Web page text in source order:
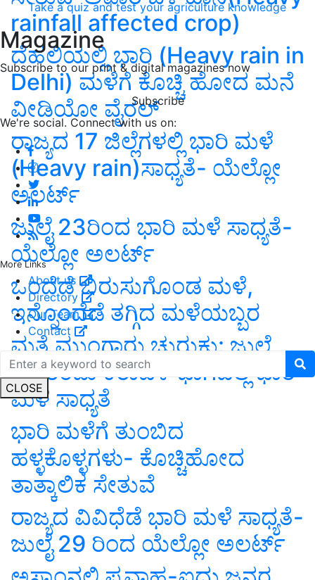
Take a quiz and test your agriculture knowledge
Magazine
Subscribe to our print & digital magazines now
Subscribe
We're social. Connect with us on:
More Links
About us
Directory
Our Team
Contact
CLOSE
rainfall affected crop)
ದೆಹಲಿಯಲ್ಲಿ ಭಾರಿ (Heavy rain in
Delhi) ಮಳೆಗೆ ಕೊಚ್ಚಿ ಹೋದ ಮನೆ
ವೀಡಿಯೋ ವೈರಲ್
ರಾಜ್ಯದ 17 ಜಿಲ್ಲೆಗಳಲ್ಲಿ ಭಾರಿ ಮಳೆ
(Heavy rain)ಸಾಧ್ಯತೆ- ಯೆಲ್ಲೋ
ಅಲರ್ಟ್
ಜುಲೈ 23ರಿಂದ ಭಾರಿ ಮಳೆ ಸಾಧ್ಯತೆ-
ಯೆಲ್ಲೋ ಅಲರ್ಟ್
ಒಂದೆಡೆ ಬಿರುಸುಗೊಂಡ ಮಳೆ,
ಇನ್ನೊಂದೆಡೆ ತಗ್ಗಿದ ಮಳೆಯಬ್ಬರ
ಮತ್ತೆ ಮುಂಗಾರು ಚುರುಕು: ಜುಲೈ
24 ರಂದು ಕರಾವಳಿ ಭಾಗದಲ್ಲಿ ಭಾರಿ
ಮಳೆ ಸಾಧ್ಯತೆ
ಭಾರಿ ಮಳೆಗೆ ತುಂಬಿದ
ಹಳ್ಳಕೊಳ್ಳಗಳು- ಕೊಚ್ಚಿಹೋದ
ತಾತ್ಕಾಲಿಕ ಸೇತುವೆ
ರಾಜ್ಯದ ವಿವಿಧೆಡೆ ಭಾರಿ ಮಳೆ ಸಾಧ್ಯತೆ-
ಜುಲೈ 29 ರಿಂದ ಯೆಲ್ಲೋ ಅಲರ್ಟ್